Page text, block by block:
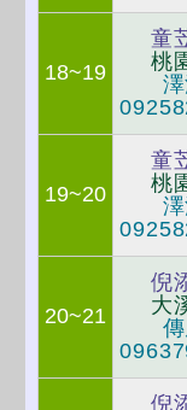
18~19
童
桃
19~20
童
桃
20~21
倪
大
倪